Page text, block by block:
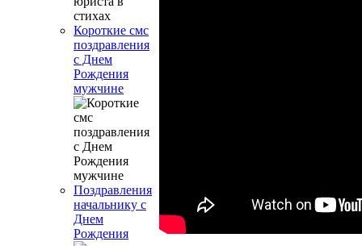
Короткие смс
поздравления
с Днем
Рождения
мужчине
Поздравления
начальнику с
Днем
Рождения